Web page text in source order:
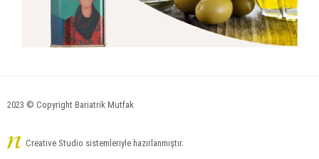
2023 © Copyright Bariatrik Mutfak
Creative Studio sistemleriyle hazırlanmıştır.